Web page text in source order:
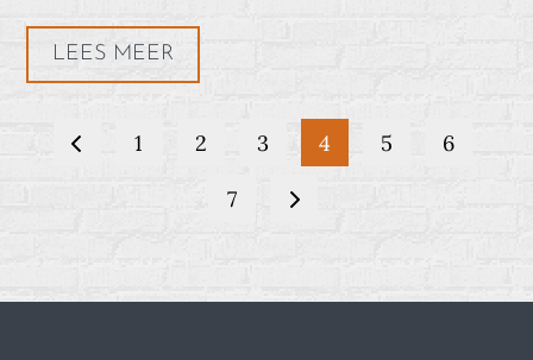
LEES MEER
Berichten
paginering
1 2 3 4 5 6
7